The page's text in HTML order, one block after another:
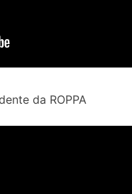
da ROPPA